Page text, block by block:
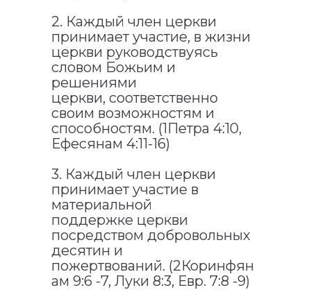
2. Каждый член церкви
принимает участие, в жизни
церкви руководствуясь
словом Божьим и
решениями
церкви, соответственно
своим возможностям и
способностям. (1Петра 4:10,
Ефесянам 4:11-16)
3. Каждый член церкви
принимает участие в
материальной
поддержке церкви
посредством добровольных
десятин и
пожертвований. (2Коринфян
ам 9:6 -7, Луки 8:3, Евр. 7:8 -9)